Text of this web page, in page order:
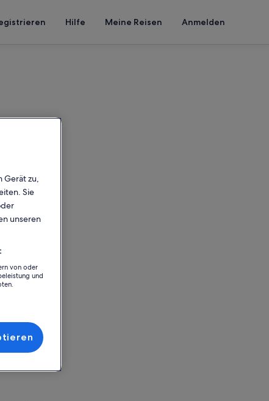
Hilfe Meine Reisen Anmelden
Gerät zu,
Sie
unseren
von oder
und